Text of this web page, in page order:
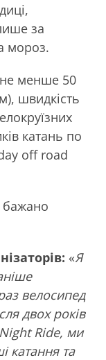
за
мороз.
менше 50
швидкість
катань по
off road
бажано
«Я
велосипед
двох років
Night Ride, ми
катання та